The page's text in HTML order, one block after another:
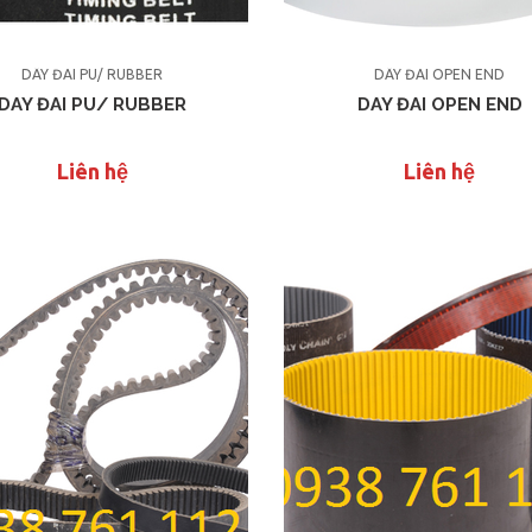
DÂY ĐAI PU/ RUBBER
ĐAI PU/ RUBBER
Liên hệ
DÂY ĐAI OPEN END
DÂY ĐAI OPEN END
Liên hệ